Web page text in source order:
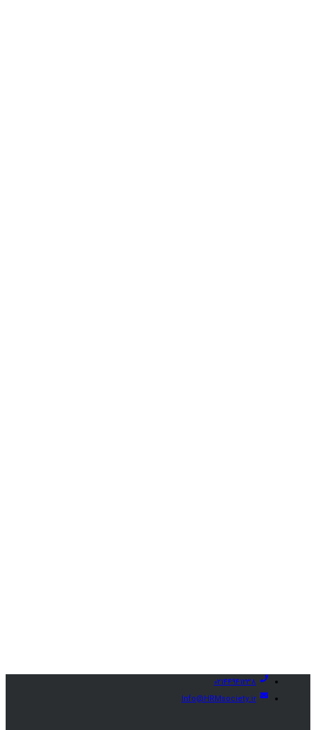
02144941238
Info@HRMsociety.ir